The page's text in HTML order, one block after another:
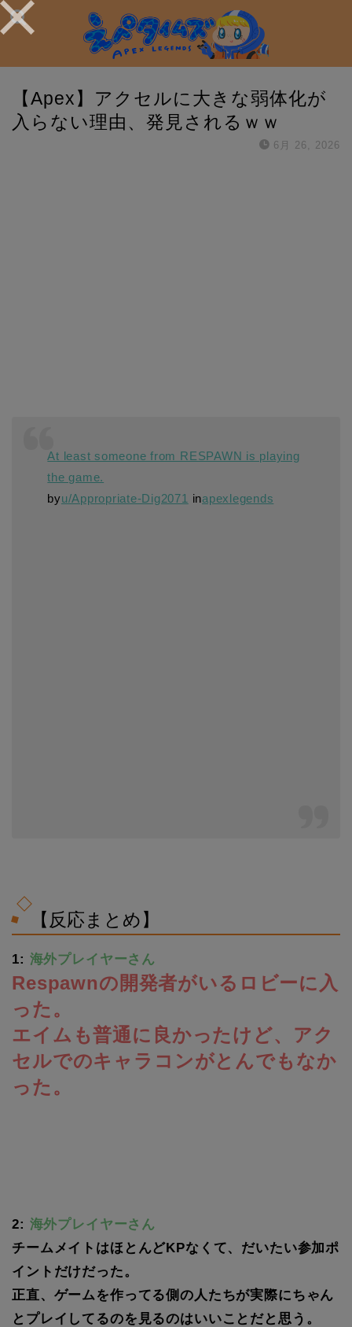
【Apex】アクセルに大きな弱体化が
入らない理由、発見されるｗｗ
6月 26, 2026
At least someone from RESPAWN is playing
the game.
byu/Appropriate-Dig2071 inapexlegends
【反応まとめ】
1: 海外プレイヤーさん
Respawnの開発者がいるロビーに入
った。
エイムも普通に良かったけど、アク
セルでのキャラコンがとんでもなか
った。
2: 海外プレイヤーさん
チームメイトはほとんどKPなくて、だいたい参加ポ
イントだけだった。
正直、ゲームを作ってる側の人たちが実際にちゃん
とプレイしてるのを見るのはいいことだと思う。